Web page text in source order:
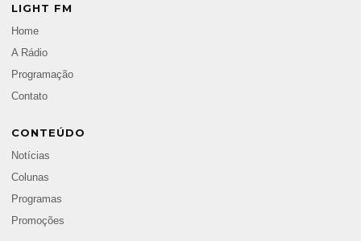
LIGHT FM
Home
A Rádio
Programação
Contato
CONTEÚDO
Notícias
Colunas
Programas
Promoções